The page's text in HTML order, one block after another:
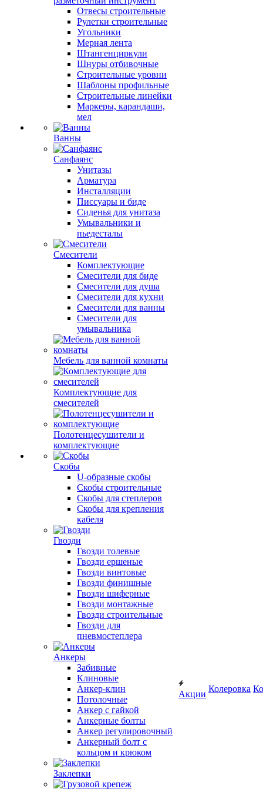
Отвесы строительные
Рулетки строительные
Угольники
Мерная лента
Штангенциркули
Шнуры отбивочные
Строительные уровни
Шаблоны профильные
Строительные линейки
Маркеры, карандаши,
мел
Ванны
Санфаянс
Унитазы
Арматура
Инсталляции
Писсуары и биде
Сиденья для унитаза
Умывальники и
пьедесталы
Смесители
Комплектующие
Смесители для биде
Смесители для душа
Смесители для кухни
Смесители для ванны
Смесители для
умывальника
Мебель для ванной комнаты
Комплектующие для
смесителей
Полотенцесушители и
комплектующие
Скобы
U-образные скобы
Скобы строительные
Скобы для степлеров
Скобы для крепления
кабеля
Гвозди
Гвозди толевые
Гвозди ершеные
Гвозди винтовые
Гвозди финишные
Гвозди шиферные
Гвозди монтажные
Гвозди строительные
Гвозди для
пневмостеплера
Анкеры
Забивные
Клиновые
Анкер-клин
Потолочные
Анкер с гайкой
Анкерные болты
Анкер регулировочный
Анкерный болт с
кольцом и крюком
Заклепки
Акции
Колеровка